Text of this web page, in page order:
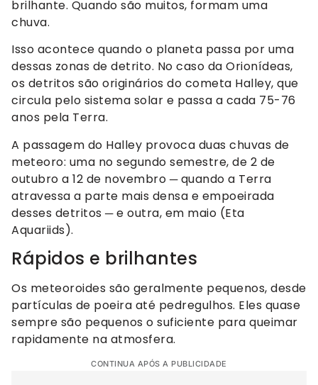
brilhante. Quando são muitos, formam uma
chuva.
Isso acontece quando o planeta passa por uma
dessas zonas de detrito. No caso da Orionídeas,
os detritos são originários do cometa Halley, que
circula pelo sistema solar e passa a cada 75-76
anos pela Terra.
A passagem do Halley provoca duas chuvas de
meteoro: uma no segundo semestre, de 2 de
outubro a 12 de novembro ─ quando a Terra
atravessa a parte mais densa e empoeirada
desses detritos ─ e outra, em maio (Eta
Aquariids).
Rápidos e brilhantes
Os meteoroides são geralmente pequenos, desde
partículas de poeira até pedregulhos. Eles quase
sempre são pequenos o suficiente para queimar
rapidamente na atmosfera.
CONTINUA APÓS A PUBLICIDADE